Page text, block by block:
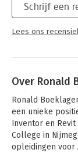
Dit
eenvoudige
2023. Het boek
- Voor Windows
- Uitgewerkte
- CAD College
Schrijf een
Lees ons
Over Ronald
Ronald
een unieke
Inventor en Revit
College in
opleidingen voor